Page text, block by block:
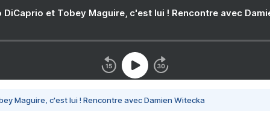
DiCaprio et Tobey Maguire, c'est lui ! Rencontre avec
Maguire, c'est lui ! Rencontre avec Damien Witecka